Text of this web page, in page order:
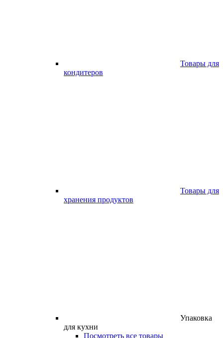
Товары для
кондитеров
Товары для
хранения продуктов
Упаковка
для кухни
Посмотреть все товары